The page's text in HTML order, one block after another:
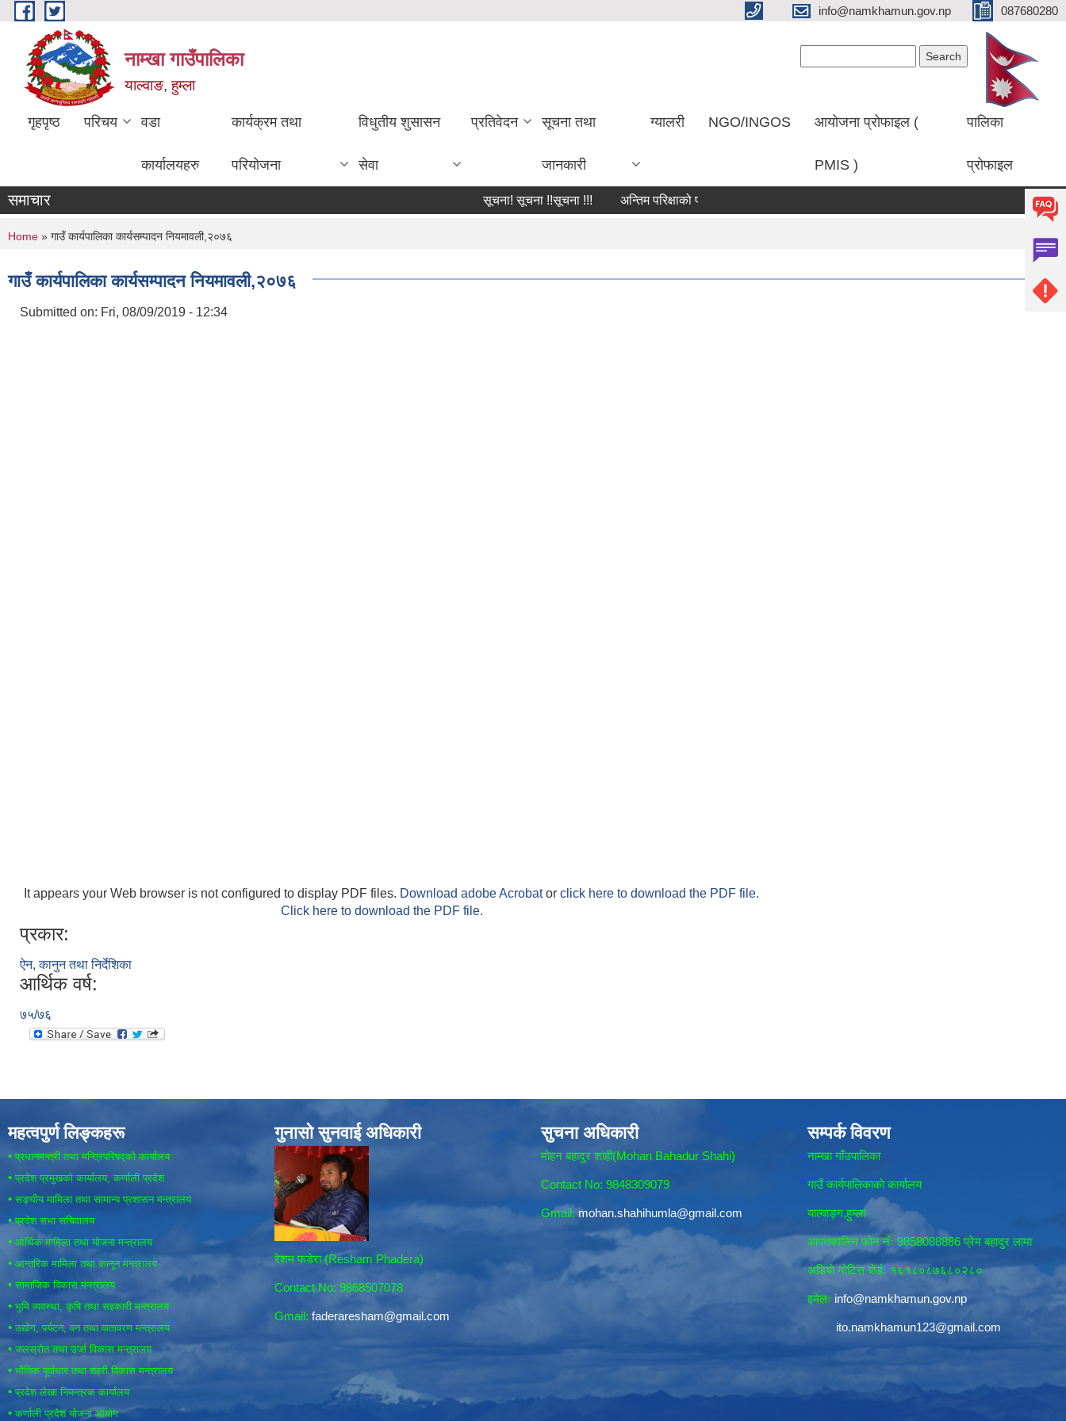
Skip to main content info@namkhamun.gov.np 087680280
नाम्खा गाउँपालिका
याल्वाङ, हुम्ला
गृहपृष्ठ परिचय वडा
कार्यालयहरु
कार्यक्रम तथा
परियोजना
विधुतीय शुसासन
सेवा
प्रतिवेदन सूचना तथा
जानकारी
ग्यालरी NGO/INGOS आयोजना प्रोफाइल (
PMIS )
पालिका
प्रोफाइल
समाचार सूचना! सूचना !!सूचना !!! अन्तिम परिक्षाको परिक्षाफल प्रकाशित गरिएको सम्बन्धमा। प्रथम पटक सूचना प्रकाशित गरिएको
You are here
Home » गाउँ कार्यपालिका कार्यसम्पादन नियमावली,२०७६
गाउँ कार्यपालिका कार्यसम्पादन नियमावली,२०७६
Submitted on: Fri, 08/09/2019 - 12:34
It appears your Web browser is not configured to display PDF files. Download adobe Acrobator click here to download the PDF file.
Click here to download the PDF file.
प्रकार:
ऐन, कानुन तथा निर्देशिका
आर्थिक वर्ष:
७५/७६
महत्वपुर्ण लिङ्कहरू
•प्रधानमन्त्री तथा मन्त्रिपरिषद्को कार्यालय
• प्रदेश प्रमुखको कार्यालय, कर्णाली प्रदेश
• सङ्घीय मामिला तथा सामान्य प्रशासन मन्त्रालय
•प्रदेश सभा सचिवालय
• आर्थिक मामिला तथा योजना मन्त्रालय
• आन्तरिक मामिला तथा कानून मन्त्रालय
• सामाजिक विकास मन्त्रालय
• भुमि व्यवस्था, कृषि तथा सहकारी मन्त्रालय
• उद्योग, पर्यटन, वन तथा वातावरण मन्त्रालय
• जलस्रोत तथा उर्जा विकास मन्त्रालय
• भौतिक पूर्वाधार तथा शहरी विकास मन्त्रालय
•प्रदेश लेखा नियन्त्रक कार्यालय
•कर्णाली प्रदेश योजना आयोग
गुनासो सुनवाई अधिकारी
रेशम फडेरा (Resham Phadera)
Contact No: 9868507078
Gmail: faderaresham@gmail.com
सुचना अधिकारी
मोहन बहादुर शाही(Mohan Bahadur Shahi)
Contact No: 9848309079
Gmail: mohan.shahihumla@gmail.com
सम्पर्क विवरण
नाम्खा गाँउपालिका
गाउँ कार्यपालिकाकाे कार्यालय
याल्वाङ्ग,हुम्ला
आपतकालिन फाेन नंः 9858088886 प्रेम बहादुर लामा
अडियाे नोटिस बाेर्डः १६१८०८७६८०२८०
इमेलः info@namkhamun.gov.np
ito.namkhamun123@gmail.com